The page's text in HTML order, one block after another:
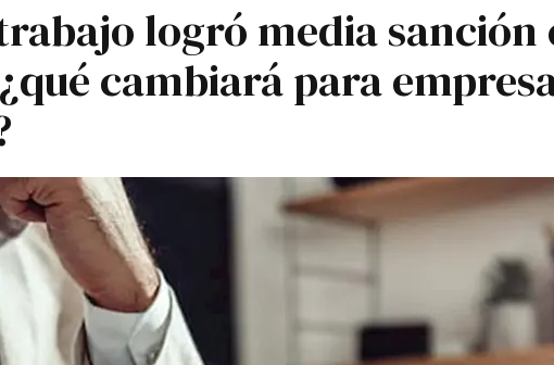
logró media sanción
cambiará para